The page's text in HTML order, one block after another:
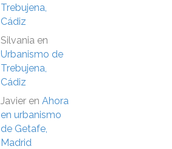
Trebujena,
Cádiz
Silvania en
Urbanismo de
Trebujena,
Cádiz
Javier en Ahora
en urbanismo
de Getafe,
Madrid